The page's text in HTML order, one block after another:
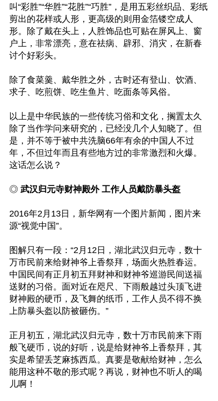
叫“彩胜”“华胜”“花胜”“巧胜”，是用五彩丝织品、彩纸
剪出的花样或人形，更高级的则用金箔镂空成人
形。除了戴在头上，人胜饰品也可贴在屏风上、窗
户上，非常漂亮，意在祛病、辟邪、消灾，在新春
讨个好彩头。
除了食菜羹、戴华胜之外，古时还有登山、饮酒、
求子、吃煎饼、吃生鱼片、吃面条等风俗。
以上是中华民族的一些传统习俗和文化，搁置太久
除了当作学问来研究的，已经没几个人知晓了。但
是，并不等于被中共洗脑66年有余的中国人不过
年，不但过年而且有些地方过的非常激烈和火爆。
◎ 武汉归元寺财神殿外 工作人员戴防暴头盔
2016年2月13日，新华网有一个图片新闻，图片来
源“视觉中国”。
图解只有一段：“2月12日，湖北武汉归元寺，数十
万市民前来给财神爷上香祭拜，场面火热胜春运。
中国民间有正月初五拜财神和财神爷巡游民间送福
送财的习俗。面对近在咫尺、下雨般越过头顶飞进
财神殿的硬币，及飞舞的纸币，工作人员不得不换
上防暴头盔以防被砸伤。”
正月初五，湖北武汉归元寺，数十万市民前来下雨
般飞硬币，说的好听，说是给财神爷上香祭拜，其
实是希望丢芝麻拣西瓜。真要是敬献给财神，怎么
能用这种不敬的形式呢？再说，财神也不听人的喝
儿啊！